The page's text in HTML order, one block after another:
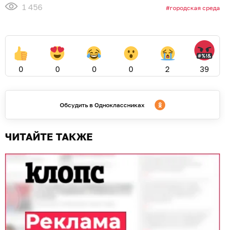
1 456 городская среда
0 0 0 0 2 39
Обсудить в Одноклассниках
ЧИТАЙТЕ ТАКЖЕ